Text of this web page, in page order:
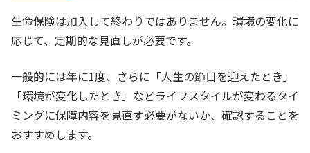
生命保険は加入して終わりではありません。環境の変化に
応じて、定期的な見直しが必要です。
一般的には年に1度、さらに「人生の節目を迎えたとき」
「環境が変化したとき」などライフスタイルが変わるタイ
ミングに保障内容を見直す必要がないか、確認することを
おすすめします。